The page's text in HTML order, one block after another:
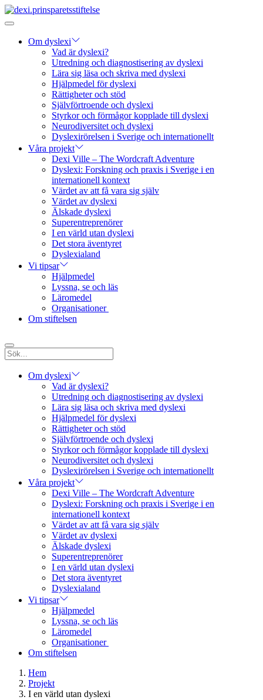
Om dyslexi
Vad är dyslexi?
Utredning och diagnostisering av dyslexi
Lära sig läsa och skriva med dyslexi
Hjälpmedel för dyslexi
Rättigheter och stöd
Självförtroende och dyslexi
Styrkor och förmågor kopplade till dyslexi
Neurodiversitet och dyslexi
Dyslexirörelsen i Sverige och internationellt
Våra projekt
Dexi Ville – The Wordcraft Adventure
Dyslexi: Forskning och praxis i Sverige i en
internationell kontext
Värdet av att få vara sig själv
Värdet av dyslexi
Älskade dyslexi
Superentreprenörer
I en värld utan dyslexi
Det stora äventyret
Dyslexialand
Vi tipsar
Hjälpmedel
Lyssna, se och läs
Läromedel
Organisationer
Om stiftelsen
Om dyslexi
Vad är dyslexi?
Utredning och diagnostisering av dyslexi
Lära sig läsa och skriva med dyslexi
Hjälpmedel för dyslexi
Rättigheter och stöd
Självförtroende och dyslexi
Styrkor och förmågor kopplade till dyslexi
Neurodiversitet och dyslexi
Dyslexirörelsen i Sverige och internationellt
Våra projekt
Dexi Ville – The Wordcraft Adventure
Dyslexi: Forskning och praxis i Sverige i en
internationell kontext
Värdet av att få vara sig själv
Värdet av dyslexi
Älskade dyslexi
Superentreprenörer
I en värld utan dyslexi
Det stora äventyret
Dyslexialand
Vi tipsar
Hjälpmedel
Lyssna, se och läs
Läromedel
Organisationer
Om stiftelsen
Hem
Projekt
I en värld utan dyslexi